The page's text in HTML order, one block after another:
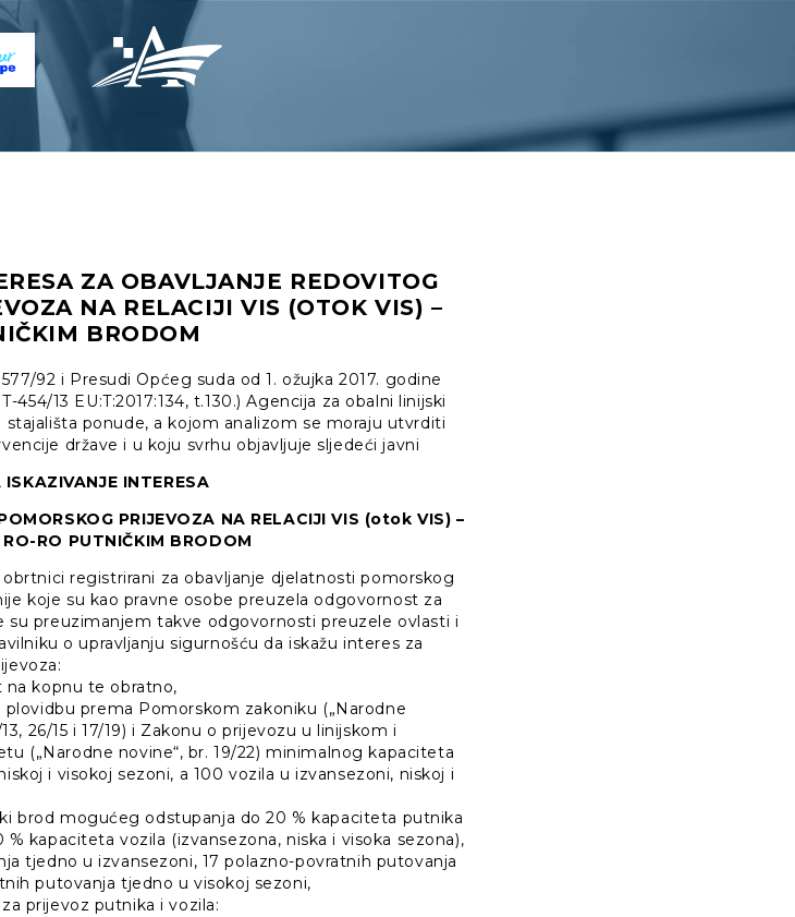
ZA OBAVLJANJE REDOVITOG
NA RELACIJI VIS (OTOK VIS) –
BRODOM
92 i Presudi Općeg suda od 1. ožujka 2017. godine
13 EU:T:2017:134, t.130.) Agencija za obalni linijski
ponude, a kojom analizom se moraju utvrditi
države i u koju svrhu objavljuje sljedeći javni
INTERESA
PRIJEVOZA NA RELACIJI VIS (otok VIS) –
RO PUTNIČKIM BRODOM
registrirani za obavljanje djelatnosti pomorskog
koje su kao pravne osobe preuzela odgovornost za
su preuzimanjem takve odgovornosti preuzele ovlasti i
o upravljanju sigurnošću da iskažu interes za
na kopnu te obratno,
prema Pomorskom zakoniku („Narodne
26/15 i 17/19) i Zakonu o prijevozu u linijskom i
(„Narodne novine“, br. 19/22) minimalnog kapaciteta
i visokoj sezoni, a 100 vozila u izvansezoni, niskoj i
brod mogućeg odstupanja do 20 % kapaciteta putnika
kapaciteta vozila (izvansezona, niska i visoka sezona),
tjedno u izvansezoni, 17 polazno-povratnih putovanja
putovanja tjedno u visokoj sezoni,
prijevoz putnika i vozila: